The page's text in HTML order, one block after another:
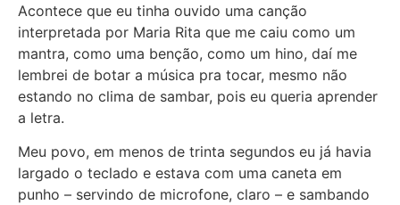
Acontece que eu tinha ouvido uma canção
interpretada por Maria Rita que me caiu como um
mantra, como uma benção, como um hino, daí me
lembrei de botar a música pra tocar, mesmo não
estando no clima de sambar, pois eu queria aprender
a letra.
Meu povo, em menos de trinta segundos eu já havia
largado o teclado e estava com uma caneta em
punho – servindo de microfone, claro – e sambando